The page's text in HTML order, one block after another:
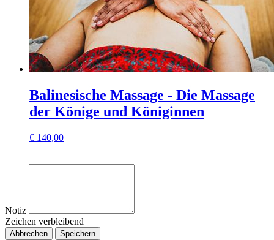
Balinesische Massage - Die Massage
der Könige und Königinnen
€ 140,00
Notiz
Zeichen verbleibend
Abbrechen Speichern